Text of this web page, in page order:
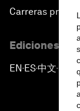
Carreras
Ediciones en
EN ▪ES▪中文▪ 日